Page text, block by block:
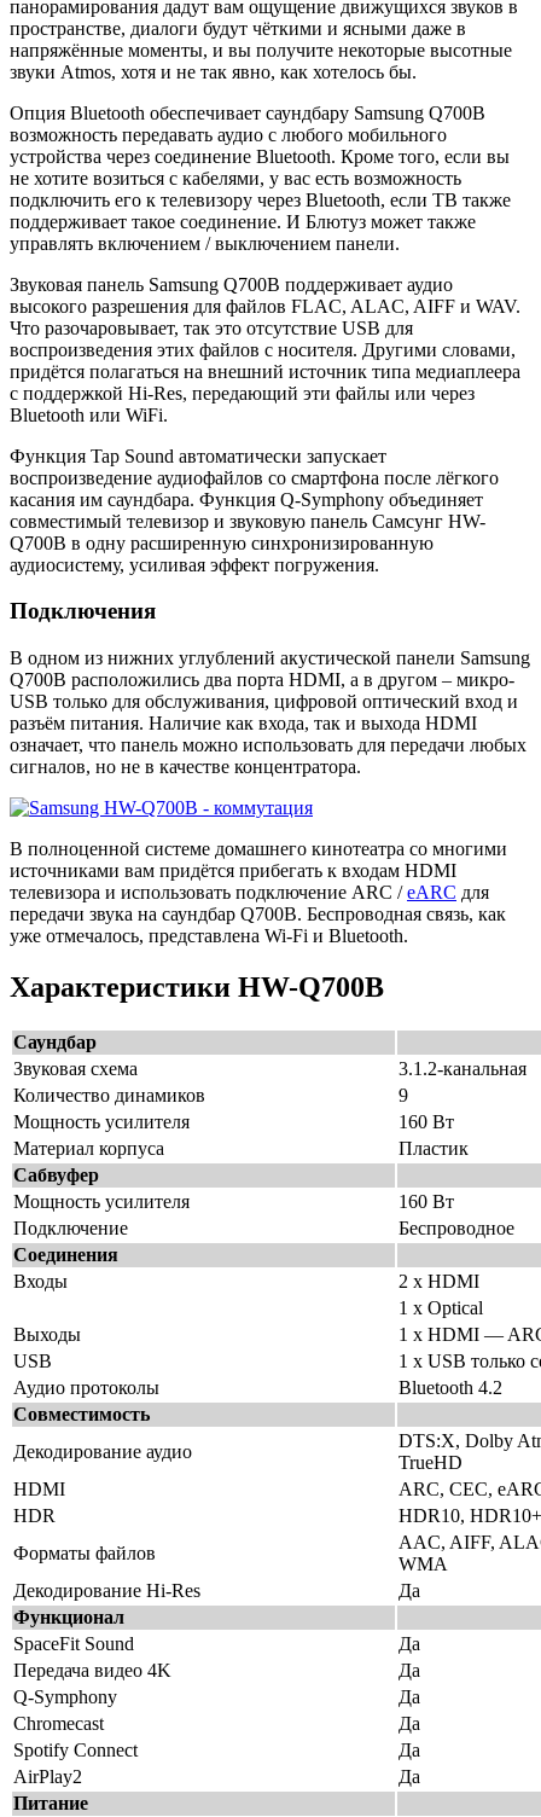
панорамирования дадут вам ощущение движущихся звуков в
пространстве, диалоги будут чёткими и ясными даже в
напряжённые моменты, и вы получите некоторые высотные
звуки Atmos, хотя и не так явно, как хотелось бы.
Опция Bluetooth обеспечивает саундбару Samsung Q700B
возможность передавать аудио с любого мобильного
устройства через соединение Bluetooth. Кроме того, если вы
не хотите возиться с кабелями, у вас есть возможность
подключить его к телевизору через Bluetooth, если ТВ также
поддерживает такое соединение. И Блютуз может также
управлять включением / выключением панели.
Звуковая панель Samsung Q700B поддерживает аудио
высокого разрешения для файлов FLAC, ALAC, AIFF и WAV.
Что разочаровывает, так это отсутствие USB для
воспроизведения этих файлов с носителя. Другими словами,
придётся полагаться на внешний источник типа медиаплеера
с поддержкой Hi-Res, передающий эти файлы или через
Bluetooth или WiFi.
Функция Tap Sound автоматически запускает
воспроизведение аудиофайлов со смартфона после лёгкого
касания им саундбара. Функция Q-Symphony объединяет
совместимый телевизор и звуковую панель Самсунг HW-
Q700B в одну расширенную синхронизированную
аудиосистему, усиливая эффект погружения.
Подключения
В одном из нижних углублений акустической панели Samsung
Q700B расположились два порта HDMI, а в другом – микро-
USB только для обслуживания, цифровой оптический вход и
разъём питания. Наличие как входа, так и выхода HDMI
означает, что панель можно использовать для передачи любых
сигналов, но не в качестве концентратора.
В полноценной системе домашнего кинотеатра со многими
источниками вам придётся прибегать к входам HDMI
телевизора и использовать подключение ARC /eARC для
передачи звука на саундбар Q700B. Беспроводная связь, как
уже отмечалось, представлена Wi-Fi и Bluetooth.
Характеристики HW-Q700B
Саундбар
Звуковая схема
3.1.2-канальная
Количество динамиков
9
Мощность усилителя
160 Вт
Материал корпуса
Пластик
Сабвуфер
Мощность усилителя
160 Вт
Подключение
Беспроводное
Соединения
Входы
2 x HDMI
1 x Optical
Выходы
1 x HDMI —
USB
1 x USB только
Аудио протоколы
Bluetooth 4.2
Совместимость
Декодирование аудио
DTS:X, Dolby
TrueHD
HDMI
ARC, CEC,
HDR
HDR10, HDR10+
Форматы файлов
AAC, AIFF,
WMA
Декодирование Hi-Res
Да
Функционал
SpaceFit Sound
Да
Передача видео 4K
Да
Q-Symphony
Да
Chromecast
Да
Spotify Connect
Да
AirPlay2
Да
Питание